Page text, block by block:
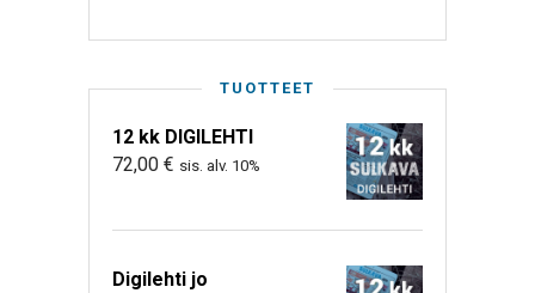
TUOTTEET
12 kk DIGILEHTI
72,00 € sis. alv. 10%
Digilehti jo